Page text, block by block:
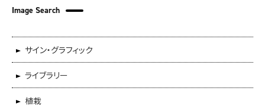
Image Search
サイン・グラフィック
ライブラリー
植栽